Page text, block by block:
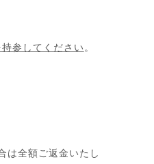
参してください 。
は全額ご返金いたし